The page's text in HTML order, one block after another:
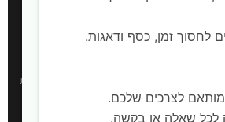
עמק חפר, פרדס חנה-כרכור, אביחיל, בית
בית יצחק שער חפר, חריש |שירות למחוז המרכז,
לחסוך זמן, כסף ודאגות.
לצרכים שלכם.
לכל שאלה או בקשה.